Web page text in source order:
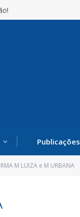
Publicações
M LUIZA e M URBANA